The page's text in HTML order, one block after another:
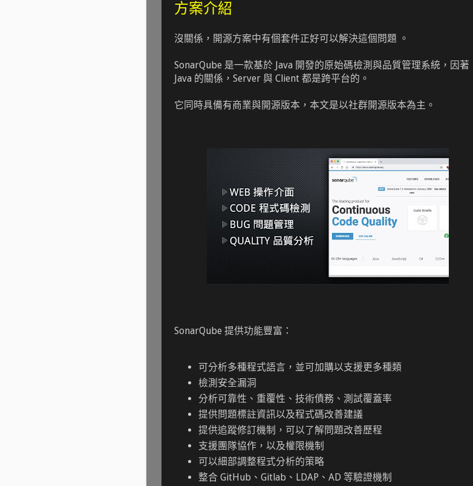
方案介紹
沒關係，開源方案中有個套件正好可以解決這個問題 。
SonarQube 是一款基於 Java 開發的原始碼檢測與品質管理系統，因著
Java 的關係，Server 與 Client 都是跨平台的。
它同時具備有商業與開源版本，本文是以社群開源版本為主。
SonarQube 提供功能豐富：
可分析多種程式語言，並可加購以支援更多種類
檢測安全漏洞
分析可靠性、重覆性、技術債務、測試覆蓋率
提供問題標註資訊以及程式碼改善建議
提供追蹤修訂機制，可以了解問題改善歷程
支援團隊協作，以及權限機制
可以細部調整程式分析的策略
整合 GitHub、Gitlab、LDAP、AD 等驗證機制